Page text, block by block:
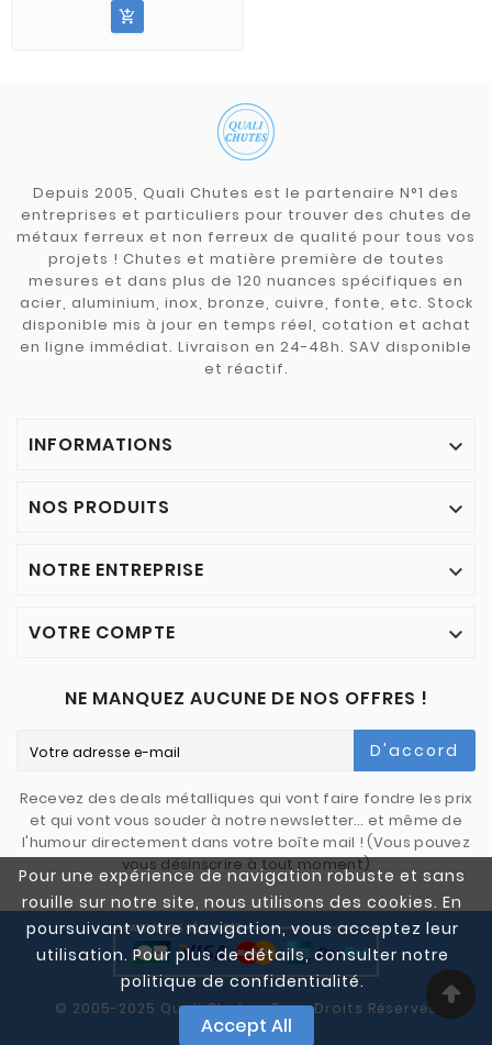
Pour une expérience de navigation robuste et sans
rouille sur notre site, nous utilisons des cookies. En
poursuivant votre navigation, vous acceptez leur
utilisation. Pour plus de détails, consulter notre
politique de confidentialité.
Accept All

Depuis 2005, Quali Chutes est le partenaire N°1 des
entreprises et particuliers pour trouver des chutes de
métaux ferreux et non ferreux de qualité pour tous vos
projets ! Chutes et matière première de toutes
mesures et dans plus de 120 nuances spécifiques en
acier, aluminium, inox, bronze, cuivre, fonte, etc. Stock
disponible mis à jour en temps réel, cotation et achat
en ligne immédiat. Livraison en 24-48h. SAV disponible
et réactif.
INFORMATIONS 
NOS PRODUITS 
NOTRE ENTREPRISE 
VOTRE COMPTE 
NE MANQUEZ AUCUNE DE NOS OFFRES !
D'accord
Recevez des deals métalliques qui vont faire fondre les prix
et qui vont vous souder à notre newsletter… et même de
l'humour directement dans votre boîte mail ! (Vous pouvez
vous désinscrire à tout moment)
© 2005-2025 Quali Chutes. Tous Droits Réservés